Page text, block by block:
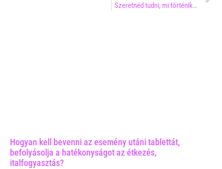
Szeretnéd tudni, mi történik…
Hogyan kell bevenni az esemény utáni tablettát,
befolyásolja a hatékonyságot az étkezés,
italfogyasztás?